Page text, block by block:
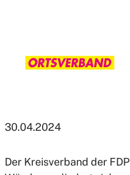
30.04.2024
Der Kreisverband der FDP